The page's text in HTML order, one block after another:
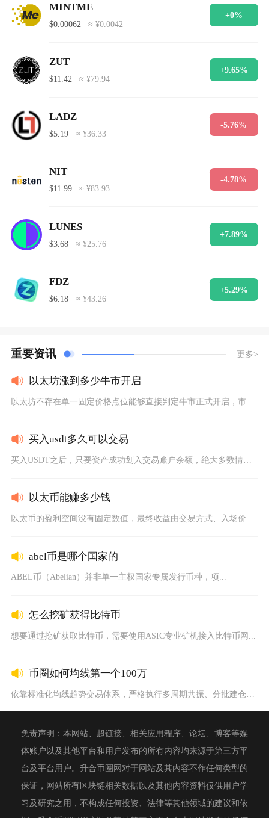
MINTME
$0.00062 ≈ ¥0.0042
+0%
ZUT
$11.42 ≈ ¥79.94
+9.65%
LADZ
$5.19 ≈ ¥36.33
-5.76%
NIT
$11.99 ≈ ¥83.93
-4.78%
LUNES
$3.68 ≈ ¥25.76
+7.89%
FDZ
$6.18 ≈ ¥43.26
+5.29%
重要资讯 更多>
以太坊涨到多少牛市开启
买入usdt多久可以交易
买入USDT之后，只要资产成功划入交易账户余额，绝大多数情况...
以太币能赚多少钱
以太币的盈利空间没有固定数值，最终收益由交易方式、入场价位、...
abel币是哪个国家的
ABEL币（Abelian）并非单一主权国家专属发行币种，项...
怎么挖矿获得比特币
想要通过挖矿获取比特币，需要使用ASIC专业矿机接入比特币网...
币圈如何均线第一个100万
免责声明：本网站、超链接、相关应用程序、论坛、博客等媒
体账户以及其他平台和用户发布的所有内容均来源于第三方平
台及平台用户。升合币圈网对于网站及其内容不作任何类型的
保证，网站所有区块链相关数据以及其他内容资料仅供用户学
习及研究之用，不构成任何投资、法律等其他领域的建议和依